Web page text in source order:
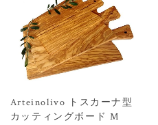
Arteinolivo トスカーナ型
カッティングボード M